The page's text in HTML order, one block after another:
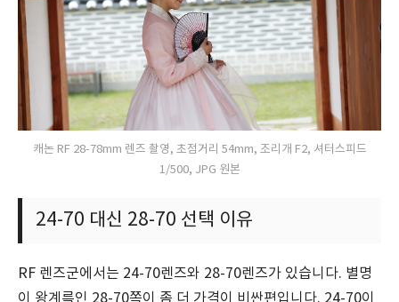
캐논 RF 28-78mm 렌즈 촬영, 초점거리 54mm, 조리개 F2, 셔터스피드
1/500, JPG 원본
24-70 대신 28-70 선택 이유
RF 렌즈군에서는 24-70렌즈와 28-70렌즈가 있습니다. 별명
이 왕계륵인 28-70쪽이 좀 더 가격이 비싼편입니다. 24-70이